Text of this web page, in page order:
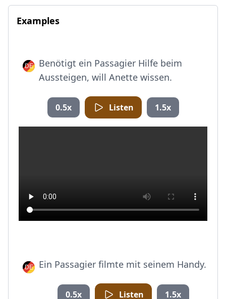
Examples
Benötigt ein Passagier Hilfe beim
Aussteigen, will Anette wissen.
0.5x Listen 1.5x
Ein Passagier filmte mit seinem Handy.
0.5x Listen 1.5x